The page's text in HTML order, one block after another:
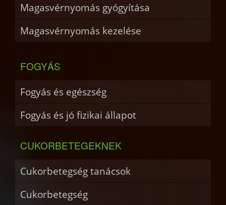
Magasvérnyomás gyógyítása
Magasvérnyomás kezelése
FOGYÁS
Fogyás és egészség
Fogyás és jó fizikai állapot
CUKORBETEGEKNEK
Cukorbetegség tanácsok
Cukorbetegség